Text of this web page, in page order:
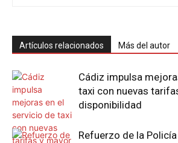
Artículos relacionados Más del autor
Cádiz impulsa
taxi con nuevas
disponibilidad
Refuerzo de la